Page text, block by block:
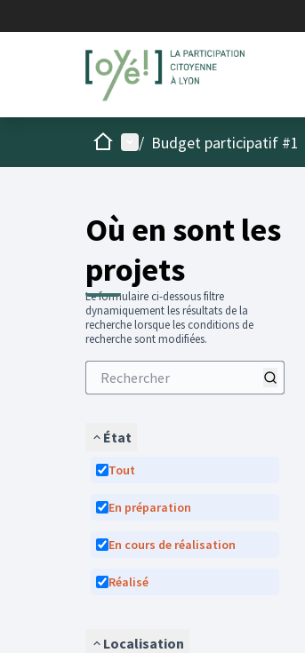
AccueilMenu principal
/ Budget participatif #1
Où en sont les
projets
Le formulaire ci-dessous filtre
dynamiquement les résultats de la
recherche lorsque les conditions de
recherche sont modifiées.
État
Tout
En préparation
En cours de réalisation
Réalisé
Localisation